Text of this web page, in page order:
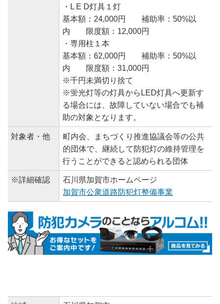
・L E D灯具１灯
基本額：24,000円 補助率：50%以
内 限度額：12,000円
・専用柱１本
基本額：62,000円 補助率：50%以
内 限度額：31,000円
※千円未満切り捨て
※蛍光灯等の灯具からLED灯具へ更新す
る場合には、故障していない場合でも補
助の対象となります。
対象者・他
町内会、まちづくり推進協議会等の公共
的団体で、継続して防犯灯の維持管理を
行うことができると認められる団体
※詳細確認
石川県加賀市ホームページ
加賀市公衆道路防犯灯整備事業